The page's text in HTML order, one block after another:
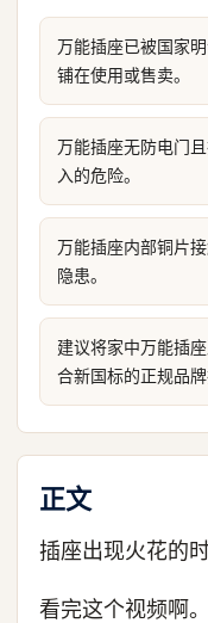
万能插座已被国家
铺在使用或售卖。
万能插座无防电门
入的危险。
万能插座内部铜片
隐患。
建议将家中万能插
合新国标的正规品牌
正文
插座出现火花的
看完这个视频啊。